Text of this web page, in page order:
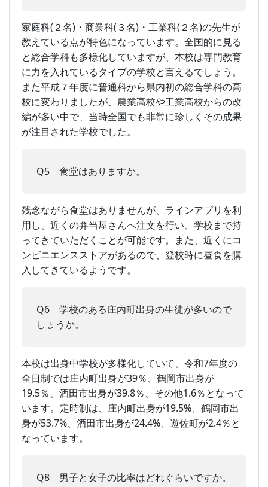
家庭科(２名)・商業科(３名)・工業科(２名)の先生が
教えている点が特色になっています。全国的に見る
と総合学科も多様化していますが、本校は専門教育
に力を入れているタイプの学校と言えるでしょう。
また平成７年度に普通科から県内初の総合学科の高
校に変わりましたが、農業高校や工業高校からの改
編が多い中で、当時全国でも非常に珍しくその成果
が注目された学校でした。
Q5 食堂はありますか。
残念ながら食堂はありませんが、ラインアプリを利
用し、近くの弁当屋さんへ注文を行い、学校まで持
ってきていただくことが可能です。また、近くにコ
ンビニエンスストアがあるので、登校時に昼食を購
入してきているようです。
Q6 学校のある庄内町出身の生徒が多いので
しょうか。
本校は出身中学校が多様化していて、令和7年度の
全日制では庄内町出身が39％、鶴岡市出身が
19.5％、酒田市出身が39.8％、その他1.6％となって
います。定時制は、庄内町出身が19.5%、鶴岡市出
身が53.7%、酒田市出身が24.4%、遊佐町が2.4％と
なっています。
Q8 男子と女子の比率はどれぐらいですか。